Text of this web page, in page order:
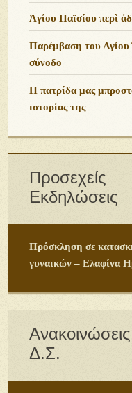
Ἁγίου Παϊσίου περὶ
Παρέμβαση του Αγίου
σύνοδο
Η πατρίδα μας
ιστορίας της
Προσεχείς
Εκδηλώσεις
Πρόσκληση σε
γυναικών – Ελαφίνα
Ανακοινώσεις
Δ.Σ.